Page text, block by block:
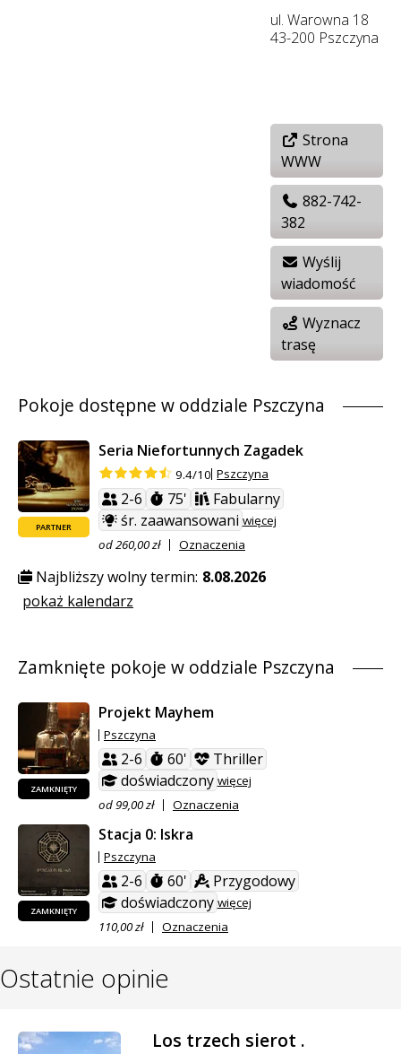
ul. Warowna 18
43-200 Pszczyna
Strona
WWW
882-742-
382
Wyślij
wiadomość
Wyznacz
trasę
Pokoje dostępne w oddziale Pszczyna
PARTNER
Seria Niefortunnych Zagadek
9.4/10 Pszczyna
2-6 75'
Fabularny
śr. zaawansowani więcej
od 260,00 zł
Oznaczenia
Najbliższy wolny termin: 8.08.2026
pokaż kalendarz
Zamknięte pokoje w oddziale Pszczyna
ZAMKNIĘTY
Projekt Mayhem
Pszczyna
2-6 60'
Thriller
doświadczony więcej
od 99,00 zł
Oznaczenia
ZAMKNIĘTY
Stacja 0: Iskra
Pszczyna
2-6 60'
Przygodowy
doświadczony więcej
110,00 zł
Oznaczenia
Ostatnie opinie
Los trzech sierot .